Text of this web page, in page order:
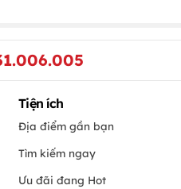
Tiện ích
Địa điểm gần bạn
Tìm kiếm ngay
Ưu đãi đang Hot